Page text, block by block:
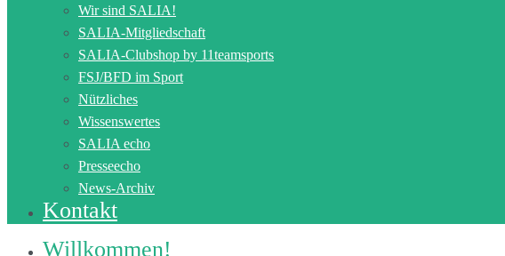
Wir sind SALIA!
SALIA-Mitgliedschaft
SALIA-Clubshop by 11teamsports
FSJ/BFD im Sport
Nützliches
Wissenswertes
SALIA echo
Presseecho
News-Archiv
Kontakt
Willkommen!